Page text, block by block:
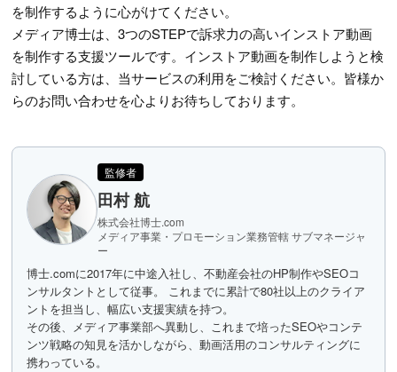
を制作するように心がけてください。
メディア博士は、3つのSTEPで訴求力の高いインストア動画
を制作する支援ツールです。インストア動画を制作しようと検
討している方は、当サービスの利用をご検討ください。皆様か
らのお問い合わせを心よりお待ちしております。
監修者
田村 航
株式会社博士.com
メディア事業・プロモーション業務管轄 サブマネージャ
ー
博士.comに2017年に中途入社し、不動産会社のHP制作やSEOコ
ンサルタントとして従事。 これまでに累計で80社以上のクライア
ントを担当し、幅広い支援実績を持つ。
その後、メディア事業部へ異動し、これまで培ったSEOやコンテ
ンツ戦略の知見を活かしながら、動画活用のコンサルティングに
携わっている。